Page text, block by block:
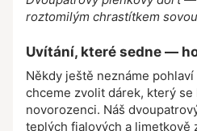
roztomilým chrastítkem
Uvítání, které sedne —
Někdy ještě neznáme
chceme zvolit dárek, který se
novorozenci. Náš
teplých fialových a limetkově